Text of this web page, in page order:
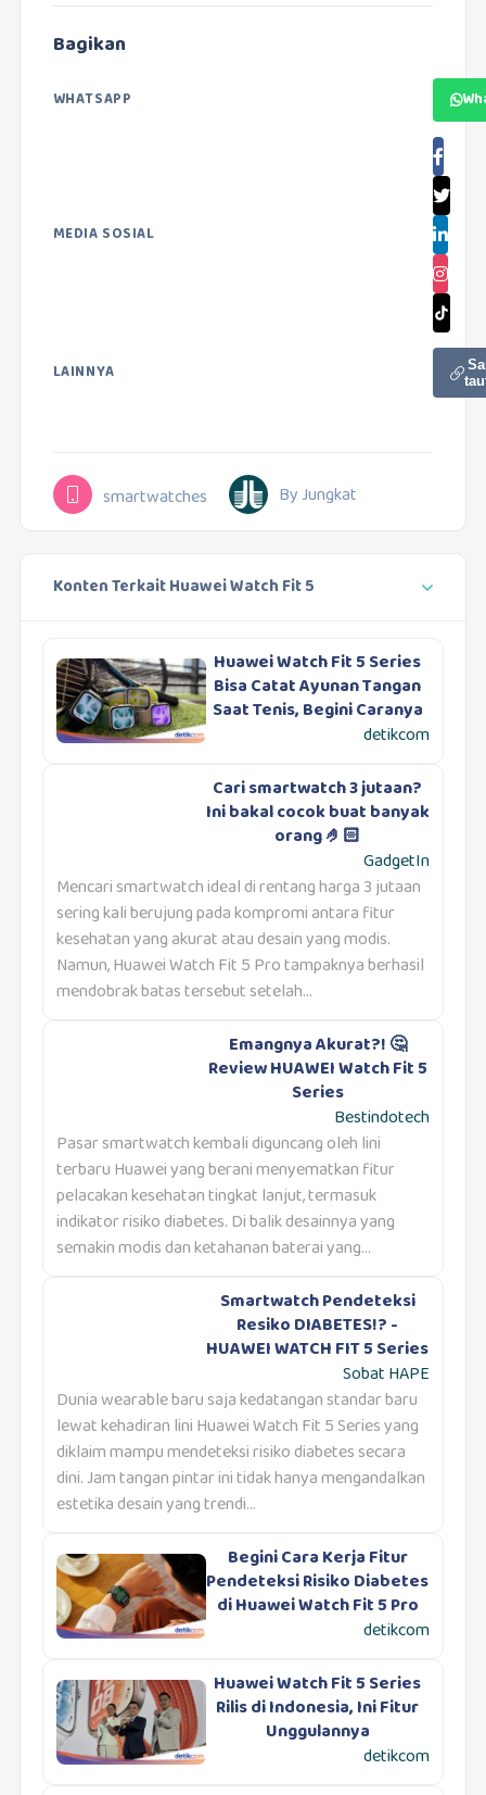
Bagikan
WHATSAPP
MEDIA SOSIAL
LAINNYA
smartwatches By Jungkat
Konten Terkait Huawei Watch Fit 5
Huawei Watch Fit 5 Series
Bisa Catat Ayunan Tangan
Saat Tenis, Begini Caranya
detikcom
Cari smartwatch 3 jutaan?
Ini bakal cocok buat banyak
orang 🤌🏻
GadgetIn
Mencari smartwatch ideal di rentang harga 3 jutaan
sering kali berujung pada kompromi antara fitur
kesehatan yang akurat atau desain yang modis.
Namun, Huawei Watch Fit 5 Pro tampaknya berhasil
mendobrak batas tersebut setelah...
Emangnya Akurat?! 🤔
Review HUAWEI Watch Fit 5
Series
Bestindotech
Pasar smartwatch kembali diguncang oleh lini
terbaru Huawei yang berani menyematkan fitur
pelacakan kesehatan tingkat lanjut, termasuk
indikator risiko diabetes. Di balik desainnya yang
semakin modis dan ketahanan baterai yang...
Smartwatch Pendeteksi
Resiko DIABETES!? -
HUAWEI WATCH FIT 5 Series
Sobat HAPE
Dunia wearable baru saja kedatangan standar baru
lewat kehadiran lini Huawei Watch Fit 5 Series yang
diklaim mampu mendeteksi risiko diabetes secara
dini. Jam tangan pintar ini tidak hanya mengandalkan
estetika desain yang trendi...
Begini Cara Kerja Fitur
Pendeteksi Risiko Diabetes
di Huawei Watch Fit 5 Pro
detikcom
Huawei Watch Fit 5 Series
Rilis di Indonesia, Ini Fitur
Unggulannya
detikcom